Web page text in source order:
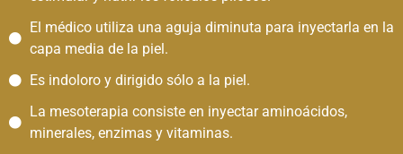
El médico utiliza una aguja diminuta para inyectarla en la
capa media de la piel.
Es indoloro y dirigido sólo a la piel.
La mesoterapia consiste en inyectar aminoácidos,
minerales, enzimas y vitaminas.